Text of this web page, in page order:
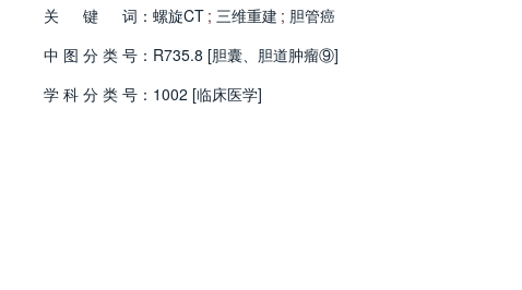
关
键 词： 螺旋CT ; 三维重建 ; 胆管癌
中 图 分 类 号： R735.8 [胆囊、胆道肿瘤⑨]
学 科 分 类 号： 1002 [临床医学]